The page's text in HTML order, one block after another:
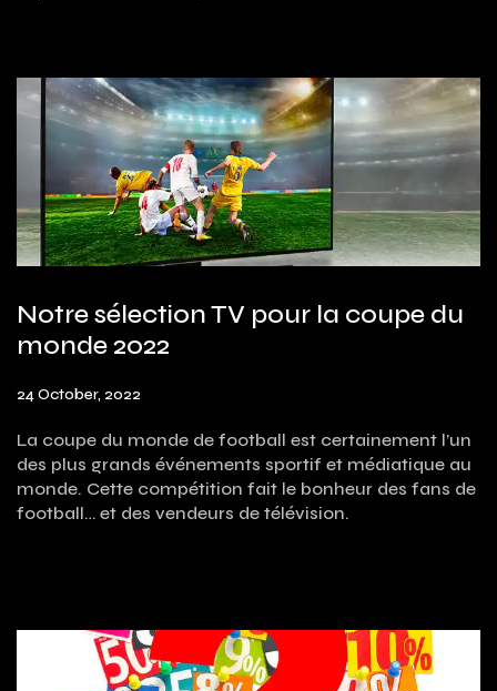
Notre sélection TV pour la coupe du
monde 2022
24 October, 2022
La coupe du monde de football est certainement l’un
des plus grands événements sportif et médiatique au
monde. Cette compétition fait le bonheur des fans de
football… et des vendeurs de télévision.